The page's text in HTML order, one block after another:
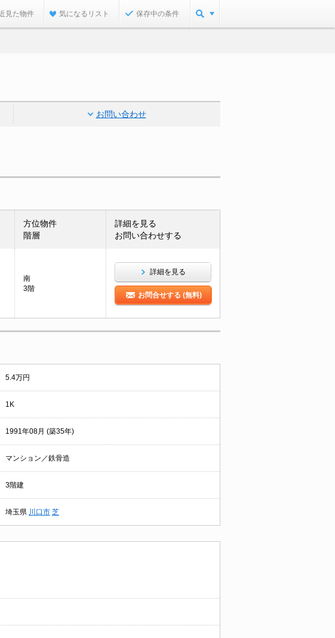
見た物件 気になるリスト 保存中の条件
お問い合わせ
方位物件
階層
詳細を見る
お問い合わせする
南
3階
詳細を見る
お問合せする (無料)
5.4万円
1K
1991年08月 (築35年)
マンション／鉄骨造
3階建
埼玉県 川口市 芝